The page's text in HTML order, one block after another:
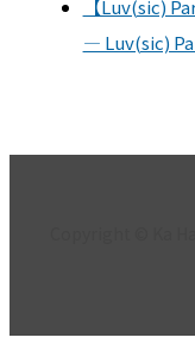
【Luv(sic)
— Luv(sic)